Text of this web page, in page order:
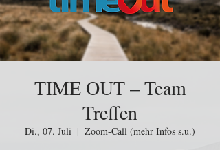
TIME OUT – Team
Treffen
Di., 07. Juli
  |
Zoom-Call (mehr Infos s.u.)